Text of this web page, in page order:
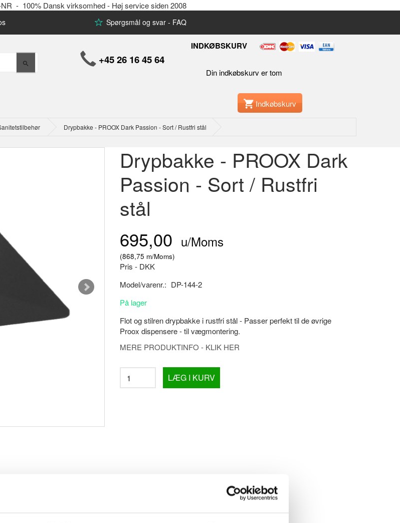
- 100% Dansk virksomhed - Høj service siden 2008
Spørgsmål og svar - FAQ
+45 26 16 45 64
INDKØBSKURV
Din indkøbskurv er tom
Indkøbskurv
Drypbakke - PROOX Dark Passion - Sort / Rustfri stål
Drypbakke - PROOX Dark
Passion - Sort / Rustfri
stål
695,00 u/Moms
(868,75 m/Moms)
Pris - DKK
Model/varenr.: DP-144-2
På lager
Flot og stilren drypbakke i rustfri stål - Passer perfekt til de øvrige
Proox dispensere - til vægmontering.
MERE PRODUKTINFO - KLIK HER
LÆG I KURV
til de øvrige Proox dispensere - til vægmontering.